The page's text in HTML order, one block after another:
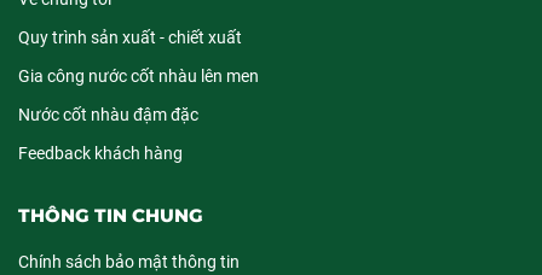
Quy trình sản xuất - chiết xuất
Gia công nước cốt nhàu lên men
Nước cốt nhàu đậm đặc
Feedback khách hàng
THÔNG TIN CHUNG
Chính sách bảo mật thông tin